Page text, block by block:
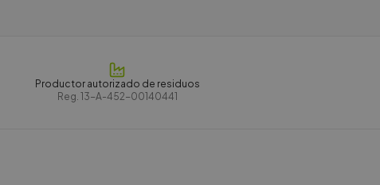
Productor autorizado de residuos
Reg. 13-A-452-00140441